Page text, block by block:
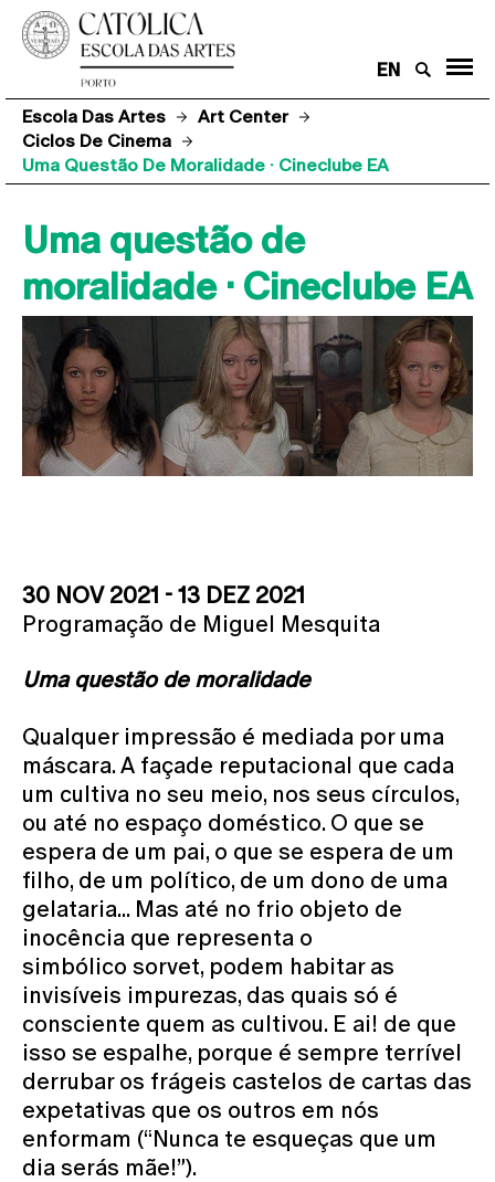
EN
Escola Das Artes
Art Center
Ciclos De Cinema
Uma Questão De Moralidade · Cineclube EA
Uma questão de
moralidade · Cineclube EA
30 NOV 2021 - 13 DEZ 2021
Programação de Miguel Mesquita
Uma questão de moralidade
Qualquer impressão é mediada por uma
máscara. A façade reputacional que cada
um cultiva no seu meio, nos seus círculos,
ou até no espaço doméstico. O que se
espera de um pai, o que se espera de um
filho, de um político, de um dono de uma
gelataria... Mas até no frio objeto de
inocência que representa o
simbólico sorvet, podem habitar as
invisíveis impurezas, das quais só é
consciente quem as cultivou. E ai! de que
isso se espalhe, porque é sempre terrível
derrubar os frágeis castelos de cartas das
expetativas que os outros em nós
enformam (“Nunca te esqueças que um
dia serás mãe!”).